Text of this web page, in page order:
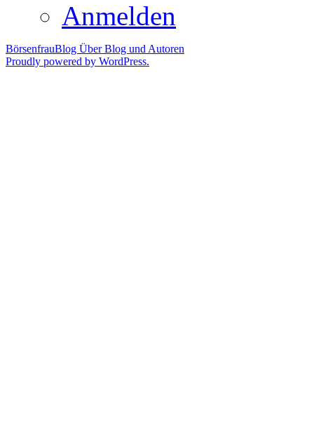
Anmelden
BörsenfrauBlog Über Blog und Autoren
Proudly powered by WordPress.